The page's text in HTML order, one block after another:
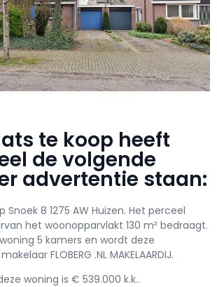
te koop heeft
de volgende
advertentie staan:
Snoek 8 1275 AW Huizen. Het perceel
het woonopparvlakt 130 m² bedraagt.
5 kamers en wordt deze
FLOBERG .NL MAKELAARDIJ.
woning is € 539.000 k.k..